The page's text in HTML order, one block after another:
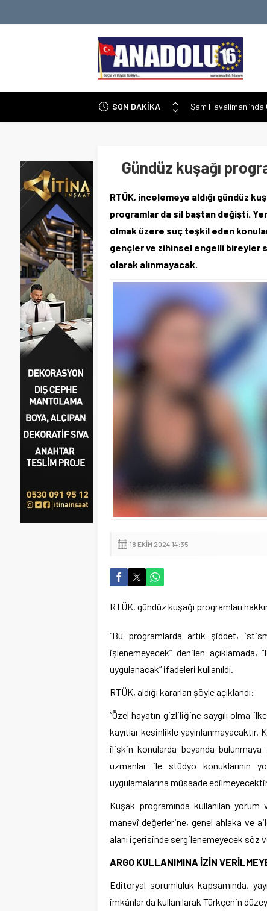
SON DAKİKA
Şam
Ermenistan
Malatya
Altında Düşüş: Dolar
Gençler ve Yapay
Yeni Gemini 3.5
0x9f7e300d
Gündüz kuşağı
RTÜK, incelemeye aldığı gündüz
programlar da sil baştan değişti.
olmak üzere suç teşkil eden
gençler ve zihinsel engelli bireyler
olarak alınmayacak.
18 EKIM 2024 14:35
RTÜK, gündüz kuşağı programları
“Bu programlarda artık şiddet,
işlenemeyecek” denilen açıklamada,
uygulanacak” ifadeleri kullanıldı.
RTÜK, aldığı kararları şöyle açıklandı:
“Özel hayatın gizliliğine saygılı olma
kayıtlar kesinlikle yayınlanmayacaktır.
ilişkin konularda beyanda
uzmanlar ile stüdyo konuklarının
uygulamalarına müsaade
Kuşak programında kullanılan
manevî değerlerine, genel ahlaka ve
alanı içerisinde sergilenemeyecek söz
ARGO KULLANIMINA İZİN
Editoryal sorumluluk kapsamında,
imkânlar da kullanılarak Türkçenin